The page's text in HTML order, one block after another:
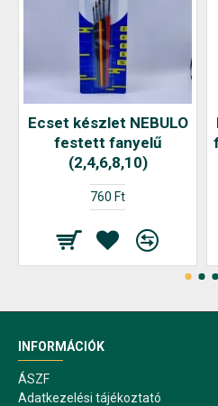
Ecset készlet NEBULO
festett fanyelű
(2,4,6,8,10)
760 Ft
INFORMÁCIÓK
ÁSZF
Adatkezelési tájékoztató